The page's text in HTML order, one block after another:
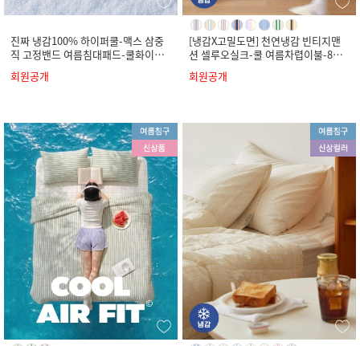
진짜 냉감100% 하이퍼쿨-맥스 삼중
직 고정밴드 여름침대패드-쿨화이트
회원공개
[냉감X고밀도면] 천연냉감 빈티지맨
션 셀루오실크-쿨 여름차렵이불-8컬
회원공개